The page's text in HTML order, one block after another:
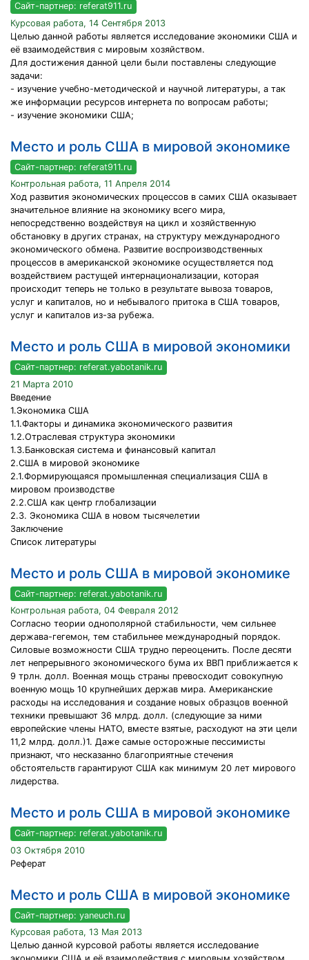
Сайт-партнер: referat911.ru
Курсовая работа, 14 Сентября 2013
Целью данной работы является исследование экономики США и
её взаимодействия с мировым хозяйством.
Для достижения данной цели были поставлены следующие
задачи:
- изучение учебно-методической и научной литературы, а так
же информации ресурсов интернета по вопросам работы;
- изучение экономики США;
Место и роль США в мировой экономике
Сайт-партнер: referat911.ru
Контрольная работа, 11 Апреля 2014
Ход развития экономических процессов в самих США оказывает
значительное влияние на экономику всего мира,
непосредственно воздействуя на цикл и хозяйственную
обстановку в других странах, на структуру международного
экономического обмена. Развитие воспроизводственных
процессов в американской экономике осуществляется под
воздействием растущей интернационализации, которая
происходит теперь не только в результате вывоза товаров,
услуг и капиталов, но и небывалого притока в США товаров,
услуг и капиталов из-за рубежа.
Место и роль США в мировой экономики
Сайт-партнер: referat.yabotanik.ru
21 Марта 2010
Введение
1.Экономика США
1.1.Факторы и динамика экономического развития
1.2.Отраслевая структура экономики
1.3.Банковская система и финансовый капитал
2.США в мировой экономике
2.1.Формирующаяся промышленная специализация США в
мировом производстве
2.2.США как центр глобализации
2.3. Экономика США в новом тысячелетии
Заключение
Список литературы
Место и роль США в мировой экономике
Сайт-партнер: referat.yabotanik.ru
Контрольная работа, 04 Февраля 2012
Согласно теории однополярной стабильности, чем сильнее
держава-гегемон, тем стабильнее международный порядок.
Силовые возможности США трудно переоценить. После десяти
лет непрерывного экономического бума их ВВП приближается к
9 трлн. долл. Военная мощь страны превосходит совокупную
военную мощь 10 крупнейших держав мира. Американские
расходы на исследования и создание новых образцов военной
техники превышают 36 млрд. долл. (следующие за ними
европейские члены НАТО, вместе взятые, расходуют на эти цели
11,2 млрд. долл.)1. Даже самые осторожные пессимисты
признают, что несказанно благоприятные стечения
обстоятельств гарантируют США как минимум 20 лет мирового
лидерства.
Место и роль США в мировой экономике
Сайт-партнер: referat.yabotanik.ru
03 Октября 2010
Реферат
Место и роль США в мировой экономике
Сайт-партнер: yaneuch.ru
Курсовая работа, 13 Мая 2013
Целью данной курсовой работы является исследование